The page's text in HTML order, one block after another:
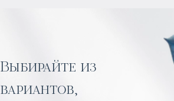
Выбирайте из
вариантов,